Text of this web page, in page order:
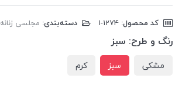
کد محصول: دسته‌بندی: مجلسی زنانه
رنگ و طرح: سبز
مشکی سبز کرم